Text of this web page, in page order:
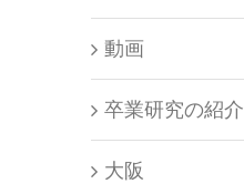
動画
卒業研究の紹介
大阪